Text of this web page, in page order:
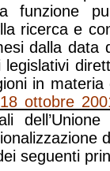
funzione
ricerca e
dalla data
in
ottobre
seguenti